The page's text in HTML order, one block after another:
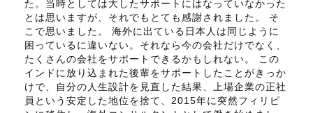
た。当時としては大したサポートにはなっていなかった
とは思いますが、それでもとても感謝されました。 そ
こで思いました。 海外に出ている日本人は同じように
困っているに違いない。それなら今の会社だけでなく、
たくさんの会社をサポートできるかもしれない。 この
インドに放り込まれた後輩をサポートしたことがきっか
けで、自分の人生設計を見直した結果、上場企業の正社
員という安定した地位を捨て、2015年に突然フィリピ